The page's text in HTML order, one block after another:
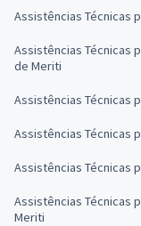
Assistências Técnicas
Assistências Técnicas
de Meriti
Assistências Técnicas
Assistências Técnicas
Assistências Técnicas
Assistências Técnicas
Meriti